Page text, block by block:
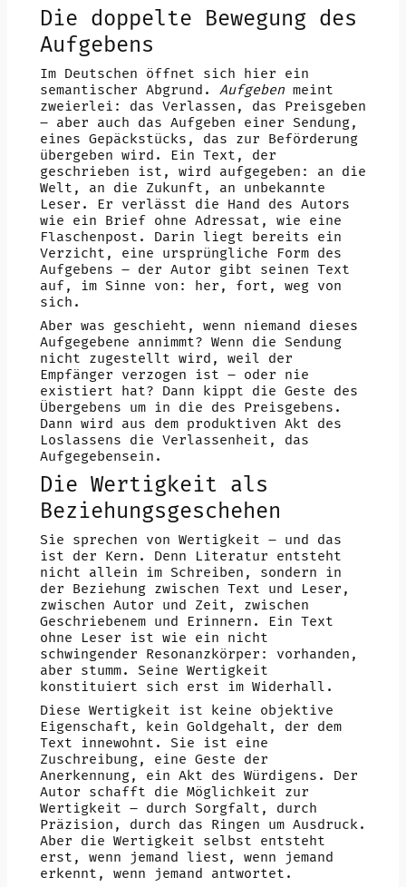
Die doppelte Bewegung des
Aufgebens
Im Deutschen öffnet sich hier ein
semantischer Abgrund. Aufgebenmeint
zweierlei: das Verlassen, das Preisgeben
– aber auch das Aufgeben einer Sendung,
eines Gepäckstücks, das zur Beförderung
übergeben wird. Ein Text, der
geschrieben ist, wird aufgegeben: an die
Welt, an die Zukunft, an unbekannte
Leser. Er verlässt die Hand des Autors
wie ein Brief ohne Adressat, wie eine
Flaschenpost. Darin liegt bereits ein
Verzicht, eine ursprüngliche Form des
Aufgebens – der Autor gibt seinen Text
auf, im Sinne von: her, fort, weg von
sich.
Aber was geschieht, wenn niemand dieses
Aufgegebene annimmt? Wenn die Sendung
nicht zugestellt wird, weil der
Empfänger verzogen ist – oder nie
existiert hat? Dann kippt die Geste des
Übergebens um in die des Preisgebens.
Dann wird aus dem produktiven Akt des
Loslassens die Verlassenheit, das
Aufgegebensein.
Die Wertigkeit als
Beziehungsgeschehen
Sie sprechen von Wertigkeit – und das
ist der Kern. Denn Literatur entsteht
nicht allein im Schreiben, sondern in
der Beziehung zwischen Text und Leser,
zwischen Autor und Zeit, zwischen
Geschriebenem und Erinnern. Ein Text
ohne Leser ist wie ein nicht
schwingender Resonanzkörper: vorhanden,
aber stumm. Seine Wertigkeit
konstituiert sich erst im Widerhall.
Diese Wertigkeit ist keine objektive
Eigenschaft, kein Goldgehalt, der dem
Text innewohnt. Sie ist eine
Zuschreibung, eine Geste der
Anerkennung, ein Akt des Würdigens. Der
Autor schafft die Möglichkeit zur
Wertigkeit – durch Sorgfalt, durch
Präzision, durch das Ringen um Ausdruck.
Aber die Wertigkeit selbst entsteht
erst, wenn jemand liest, wenn jemand
erkennt, wenn jemand antwortet.